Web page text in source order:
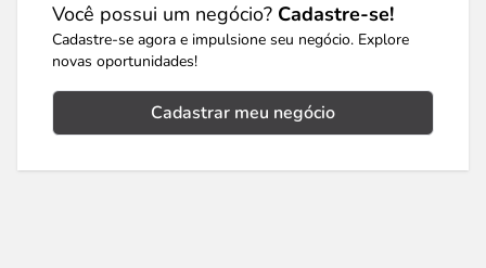
Você possui um negócio? Cadastre-se!
Cadastre-se agora e impulsione seu negócio. Explore
novas oportunidades!
Cadastrar meu negócio